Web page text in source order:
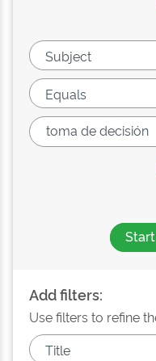
Add filters:
Use filters to refine